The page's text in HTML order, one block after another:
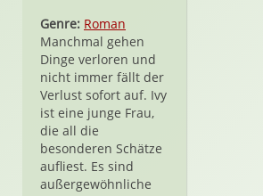
Genre: Roman
Manchmal gehen
Dinge verloren und
nicht immer fällt der
Verlust sofort auf. Ivy
ist eine junge Frau,
die all die
besonderen Schätze
aufliest. Es sind
außergewöhnliche